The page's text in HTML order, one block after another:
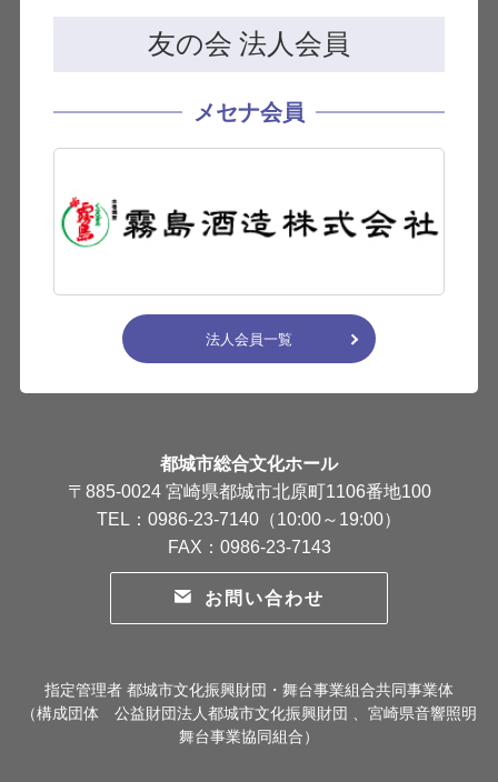
友の会 法人会員
メセナ会員
法人会員一覧
都城市総合文化ホール
〒885-0024 宮崎県都城市北原町1106番地100
TEL：0986-23-7140（10:00～19:00）
FAX：0986-23-7143
お問い合わせ
指定管理者 都城市文化振興財団・舞台事業組合共同事業体
（構成団体 公益財団法人都城市文化振興財団 、宮崎県音響照明
舞台事業協同組合）